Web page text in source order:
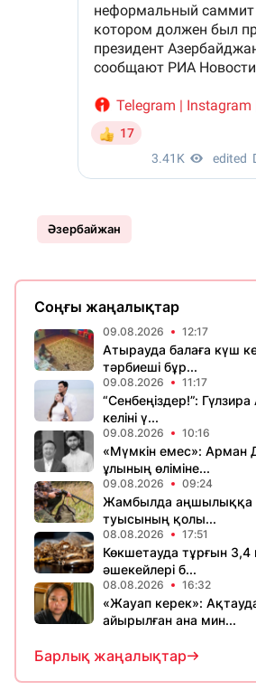
Әзербайжан
Соңғы жаңалықтар
09.08.2026 12:17
Атырауда балаға күш
тәрбиеші бұр...
09.08.2026 11:17
“Сенбеңіздер!”:
келіні ү...
09.08.2026 10:16
«Мүмкін емес»: Арман
ұлының өліміне...
09.08.2026 09:24
Жамбылда аңшылыққа
туысының қолы...
08.08.2026 17:51
Көкшетауда тұрғын 3,4
әшекейлері б...
08.08.2026 16:32
«Жауап керек»:
айырылған ана мин...
Барлық жаңалықтар